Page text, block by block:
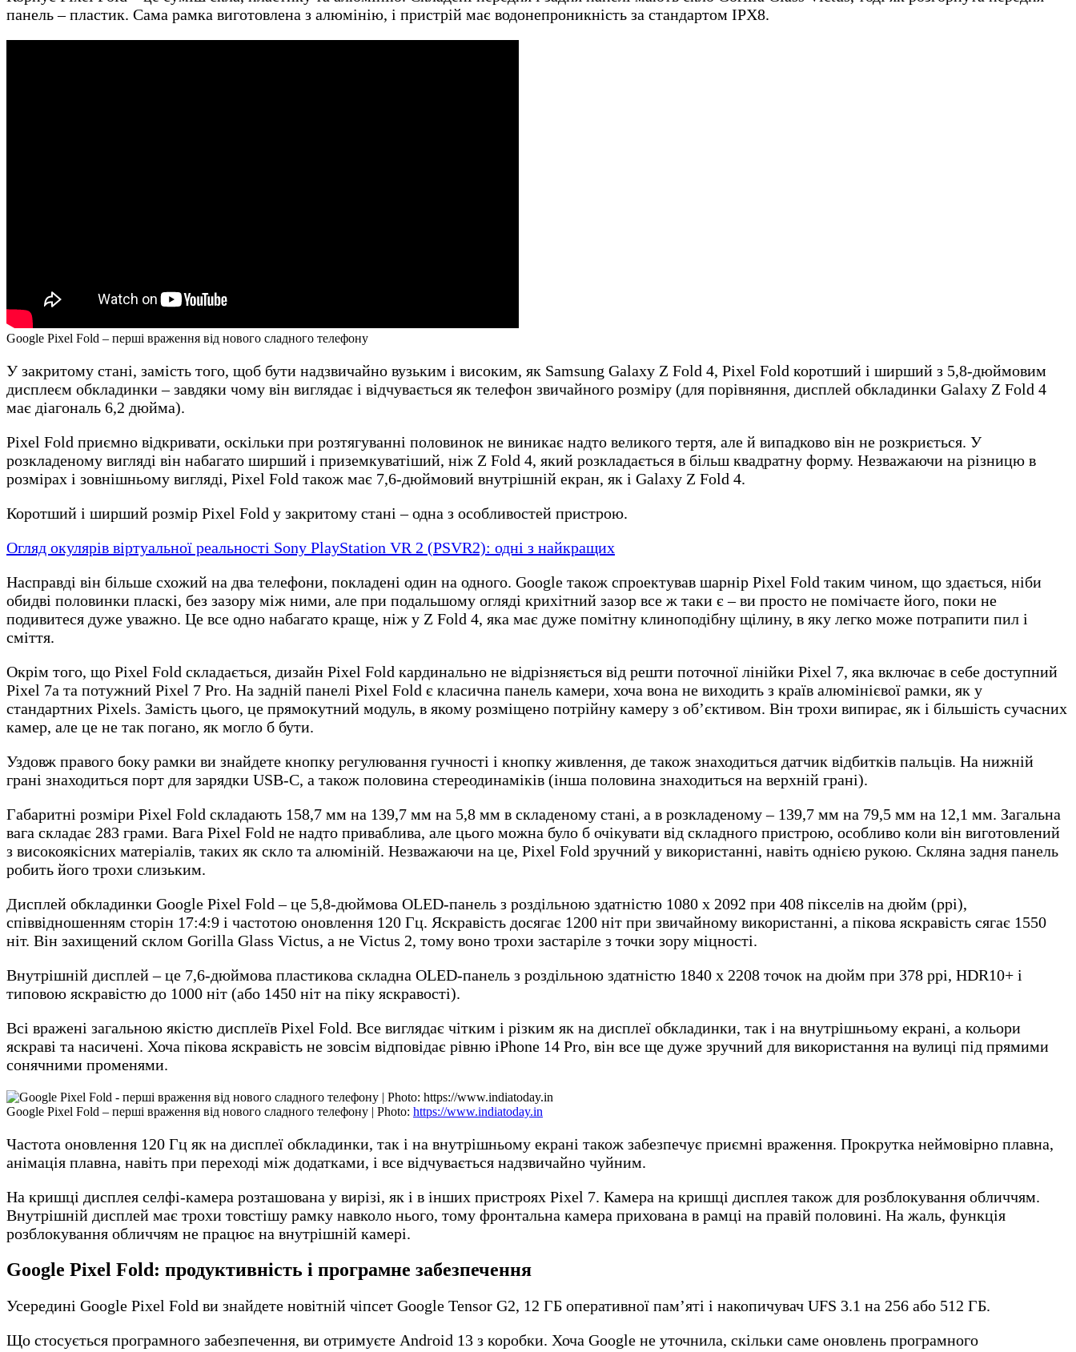
панель – пластик. Сама рамка виготовлена з алюмінію, і пристрій має водонепроникність за стандартом IPX8.
Google Pixel Fold – перші враження від нового сладного телефону
У закритому стані, замість того, щоб бути надзвичайно вузьким і високим, як Samsung Galaxy Z Fold 4, Pixel Fold коротший і ширший з 5,8-дюймовим
дисплеєм обкладинки – завдяки чому він виглядає і відчувається як телефон звичайного розміру (для порівняння, дисплей обкладинки Galaxy Z Fold 4
має діагональ 6,2 дюйма).
Pixel Fold приємно відкривати, оскільки при розтягуванні половинок не виникає надто великого тертя, але й випадково він не розкриється. У
розкладеному вигляді він набагато ширший і приземкуватіший, ніж Z Fold 4, який розкладається в більш квадратну форму. Незважаючи на різницю в
розмірах і зовнішньому вигляді, Pixel Fold також має 7,6-дюймовий внутрішній екран, як і Galaxy Z Fold 4.
Коротший і ширший розмір Pixel Fold у закритому стані – одна з особливостей пристрою.
Огляд окулярів віртуальної реальності Sony PlayStation VR 2 (PSVR2): одні з найкращих
Насправді він більше схожий на два телефони, покладені один на одного. Google також спроектував шарнір Pixel Fold таким чином, що здається, ніби
обидві половинки пласкі, без зазору між ними, але при подальшому огляді крихітний зазор все ж таки є – ви просто не помічаєте його, поки не
подивитеся дуже уважно. Це все одно набагато краще, ніж у Z Fold 4, яка має дуже помітну клиноподібну щілину, в яку легко може потрапити пил і
сміття.
Окрім того, що Pixel Fold складається, дизайн Pixel Fold кардинально не відрізняється від решти поточної лінійки Pixel 7, яка включає в себе доступний
Pixel 7a та потужний Pixel 7 Pro. На задній панелі Pixel Fold є класична панель камери, хоча вона не виходить з країв алюмінієвої рамки, як у
стандартних Pixels. Замість цього, це прямокутний модуль, в якому розміщено потрійну камеру з об’єктивом. Він трохи випирає, як і більшість сучасних
камер, але це не так погано, як могло б бути.
Уздовж правого боку рамки ви знайдете кнопку регулювання гучності і кнопку живлення, де також знаходиться датчик відбитків пальців. На нижній
грані знаходиться порт для зарядки USB-C, а також половина стереодинаміків (інша половина знаходиться на верхній грані).
Габаритні розміри Pixel Fold складають 158,7 мм на 139,7 мм на 5,8 мм в складеному стані, а в розкладеному – 139,7 мм на 79,5 мм на 12,1 мм. Загальна
вага складає 283 грами. Вага Pixel Fold не надто приваблива, але цього можна було б очікувати від складного пристрою, особливо коли він виготовлений
з високоякісних матеріалів, таких як скло та алюміній. Незважаючи на це, Pixel Fold зручний у використанні, навіть однією рукою. Скляна задня панель
робить його трохи слизьким.
Дисплей обкладинки Google Pixel Fold – це 5,8-дюймова OLED-панель з роздільною здатністю 1080 x 2092 при 408 пікселів на дюйм (ppi),
співвідношенням сторін 17:4:9 і частотою оновлення 120 Гц. Яскравість досягає 1200 ніт при звичайному використанні, а пікова яскравість сягає 1550
ніт. Він захищений склом Gorilla Glass Victus, а не Victus 2, тому воно трохи застаріле з точки зору міцності.
Внутрішній дисплей – це 7,6-дюймова пластикова складна OLED-панель з роздільною здатністю 1840 x 2208 точок на дюйм при 378 ppi, HDR10+ і
типовою яскравістю до 1000 ніт (або 1450 ніт на піку яскравості).
Всі вражені загальною якістю дисплеїв Pixel Fold. Все виглядає чітким і різким як на дисплеї обкладинки, так і на внутрішньому екрані, а кольори
яскраві та насичені. Хоча пікова яскравість не зовсім відповідає рівню iPhone 14 Pro, він все ще дуже зручний для використання на вулиці під прямими
сонячними променями.
Google Pixel Fold – перші враження від нового сладного телефону | Photo: https://www.indiatoday.in
Частота оновлення 120 Гц як на дисплеї обкладинки, так і на внутрішньому екрані також забезпечує приємні враження. Прокрутка неймовірно плавна,
анімація плавна, навіть при переході між додатками, і все відчувається надзвичайно чуйним.
На кришці дисплея селфі-камера розташована у вирізі, як і в інших пристроях Pixel 7. Камера на кришці дисплея також для розблокування обличчям.
Внутрішній дисплей має трохи товстішу рамку навколо нього, тому фронтальна камера прихована в рамці на правій половині. На жаль, функція
розблокування обличчям не працює на внутрішній камері.
Google Pixel Fold: продуктивність і програмне забезпечення
Усередині Google Pixel Fold ви знайдете новітній чіпсет Google Tensor G2, 12 ГБ оперативної пам’яті і накопичувач UFS 3.1 на 256 або 512 ГБ.
Що стосується програмного забезпечення, ви отримуєте Android 13 з коробки. Хоча Google не уточнила, скільки саме оновлень програмного